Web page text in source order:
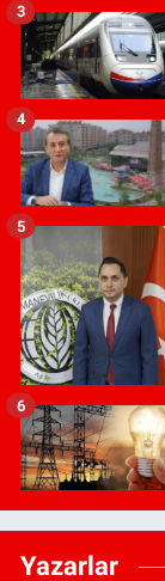
3
4
5
6
Yazarlar